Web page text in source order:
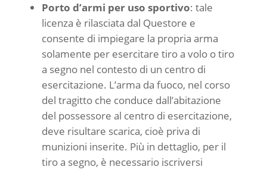
Porto d’armi per uso sportivo: tale
licenza è rilasciata dal Questore e
consente di impiegare la propria arma
solamente per esercitare tiro a volo o tiro
a segno nel contesto di un centro di
esercitazione. L’arma da fuoco, nel corso
del tragitto che conduce dall’abitazione
del possessore al centro di esercitazione,
deve risultare scarica, cioè priva di
munizioni inserite. Più in dettaglio, per il
tiro a segno, è necessario iscriversi